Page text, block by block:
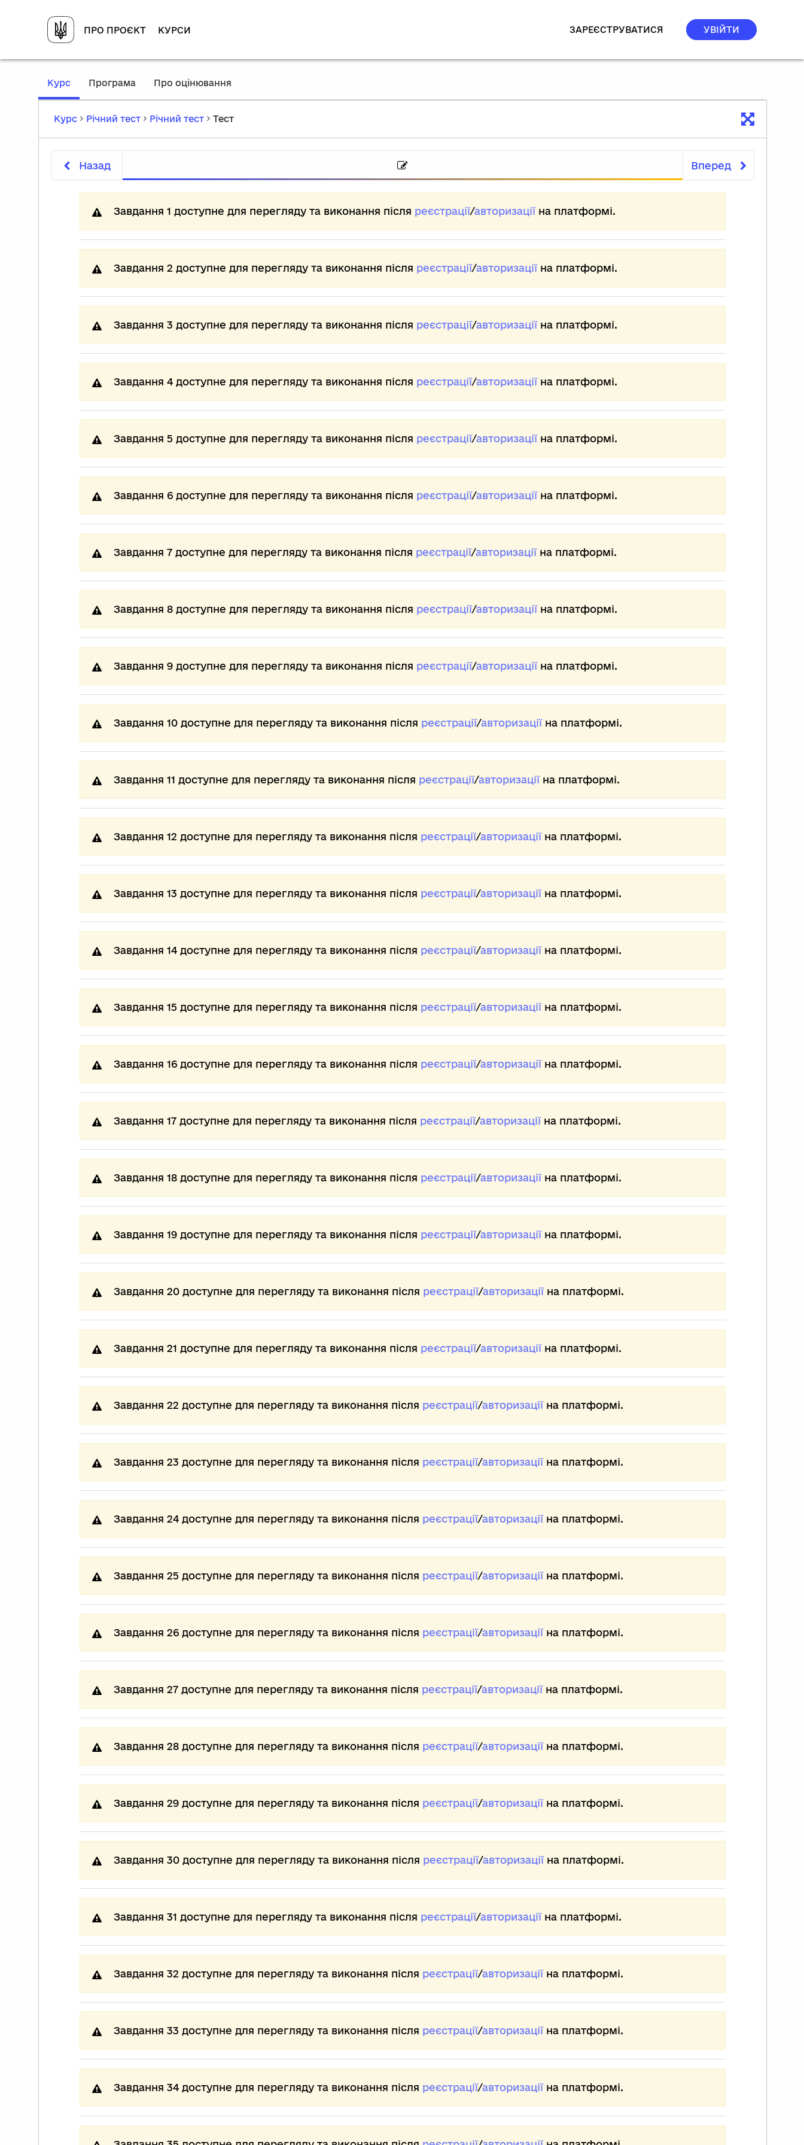
ПРО ПРОЄКТ КУРСИ ЗАРЕЄСТРУВАТИСЯ УВІЙТИ
Курс,
Програма Про оцінювання
Курс Річний тест Річний тест Тест
Назад Вперед
Завдання 1 доступне для перегляду та виконання після реєстрації/авторизаціїна платформі.
Завдання 2 доступне для перегляду та виконання після реєстрації/авторизаціїна платформі.
Завдання 3 доступне для перегляду та виконання після реєстрації/авторизаціїна платформі.
Завдання 4 доступне для перегляду та виконання після реєстрації/авторизаціїна платформі.
Завдання 5 доступне для перегляду та виконання після реєстрації/авторизаціїна платформі.
Завдання 6 доступне для перегляду та виконання після реєстрації/авторизаціїна платформі.
Завдання 7 доступне для перегляду та виконання після реєстрації/авторизаціїна платформі.
Завдання 8 доступне для перегляду та виконання після реєстрації/авторизаціїна платформі.
Завдання 9 доступне для перегляду та виконання після реєстрації/авторизаціїна платформі.
Завдання 10 доступне для перегляду та виконання після реєстрації/авторизаціїна платформі.
Завдання 11 доступне для перегляду та виконання після реєстрації/авторизаціїна платформі.
Завдання 12 доступне для перегляду та виконання після реєстрації/авторизаціїна платформі.
Завдання 13 доступне для перегляду та виконання після реєстрації/авторизаціїна платформі.
Завдання 14 доступне для перегляду та виконання після реєстрації/авторизаціїна платформі.
Завдання 15 доступне для перегляду та виконання після реєстрації/авторизаціїна платформі.
Завдання 16 доступне для перегляду та виконання після реєстрації/авторизаціїна платформі.
Завдання 17 доступне для перегляду та виконання після реєстрації/авторизаціїна платформі.
Завдання 18 доступне для перегляду та виконання після реєстрації/авторизаціїна платформі.
Завдання 19 доступне для перегляду та виконання після реєстрації/авторизаціїна платформі.
Завдання 20 доступне для перегляду та виконання після реєстрації/авторизаціїна платформі.
Завдання 21 доступне для перегляду та виконання після реєстрації/авторизаціїна платформі.
Завдання 22 доступне для перегляду та виконання після реєстрації/авторизаціїна платформі.
Завдання 23 доступне для перегляду та виконання після реєстрації/авторизаціїна платформі.
Завдання 24 доступне для перегляду та виконання після реєстрації/авторизаціїна платформі.
Завдання 25 доступне для перегляду та виконання після реєстрації/авторизаціїна платформі.
Завдання 26 доступне для перегляду та виконання після реєстрації/авторизаціїна платформі.
Завдання 27 доступне для перегляду та виконання після реєстрації/авторизаціїна платформі.
Завдання 28 доступне для перегляду та виконання після реєстрації/авторизаціїна платформі.
Завдання 29 доступне для перегляду та виконання після реєстрації/авторизаціїна платформі.
Завдання 30 доступне для перегляду та виконання після реєстрації/авторизаціїна платформі.
Завдання 31 доступне для перегляду та виконання після реєстрації/авторизаціїна платформі.
Завдання 32 доступне для перегляду та виконання після реєстрації/авторизаціїна платформі.
Завдання 33 доступне для перегляду та виконання після реєстрації/авторизаціїна платформі.
Завдання 34 доступне для перегляду та виконання після реєстрації/авторизаціїна платформі.